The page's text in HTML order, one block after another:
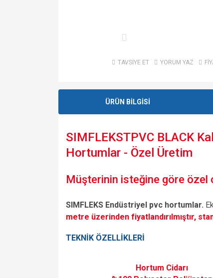
TAVSİYE ET YORUM YAZ
ÜRÜN BİLGİSİ
SIMFLEKSTPVC BLACK
Hortumlar - Özel Üretim
Müşterinin isteğine göre özel
SIMFLEKS Endüstriyel pvc hortumlar.
metre üzerinden fiyatlandırılmıştır,
TEKNİK ÖZELLİKLERİ
Hortum Cidarı